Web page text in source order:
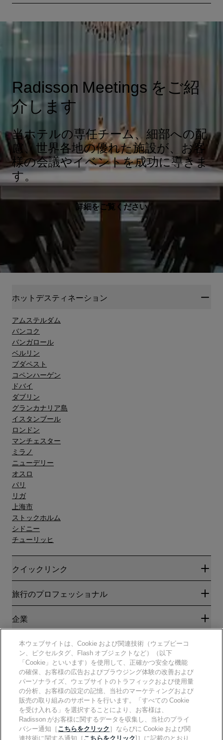
Radisson Meetings をご紹
介します
当ホテルの専任チーム、細部への配
慮、世界各地の優れた施設が、お客
様の会議やイベントを成功に導きま
す。
詳細をご覧ください
ホットデスティネーション
アムステルダム
バンコク
バンガロール
ベルリン
ブダペスト
コペンハーゲン
ドバイ
ダブリン
グランカナリア島"
イスタンブール
ロンドン
マンチェスター
ミラノ
ニューデリー
オスロ
パリ
リガ
上海市
ストックホルム
シドニー
チューリッヒ
クイックリンク
Radisson Rewards
ブログ
目的地
ラディソンホテルアプリ
スポーツ認定ホテル
ファミリーフレンドリーホテル
健康と安全
旅行のプロフェッショナル
パートナー
旅行代理店
企業
Radisson Hotel Group
メディア
キャリアRHG
採用情報PPHE
採用情報EHL
The Club by RHG
能力開発の機会
責任あるビジネス
調達
法務
プライバシー通知
法的通知
Radisson Rewardsの利用規約
サイト使用許諾契約書
デジタルアクセシビリティ
現代奴隷制に関する声明
ヘルプ
消費者アラート
連絡先
よくある質問
サイトマップ
ソーシャルメディア
Radisson Hotels ブランド
本ウェブサイトは、Cookie および関連技術（ウェブビーコ
ン、ピクセルタグ、Flash オブジェクトなど）（以下
「Cookie」といいます）を使用して、正確かつ安全な機能
の確保、お客様の広告およびブラウジング体験の改善および
パーソナライズ、ウェブサイトのトラフィックおよび使用量
の分析、お客様の設定の記憶、当社のマーケティングおよび
販売の取り組みのサポートを行います。「すべての Cookie
を受け入れる」を選択することにより、お客様は、
Radisson がお客様に関するデータを収集し、当社のプライ
バシー通知［こちらをクリック］ならびに Cookie および関
連技術に関する通知［こちらをクリック]］に記載のとおり